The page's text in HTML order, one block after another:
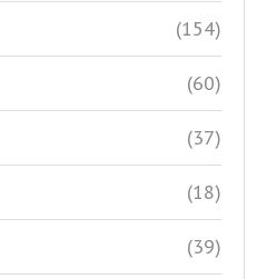
(154)
(60)
(37)
(18)
(39)